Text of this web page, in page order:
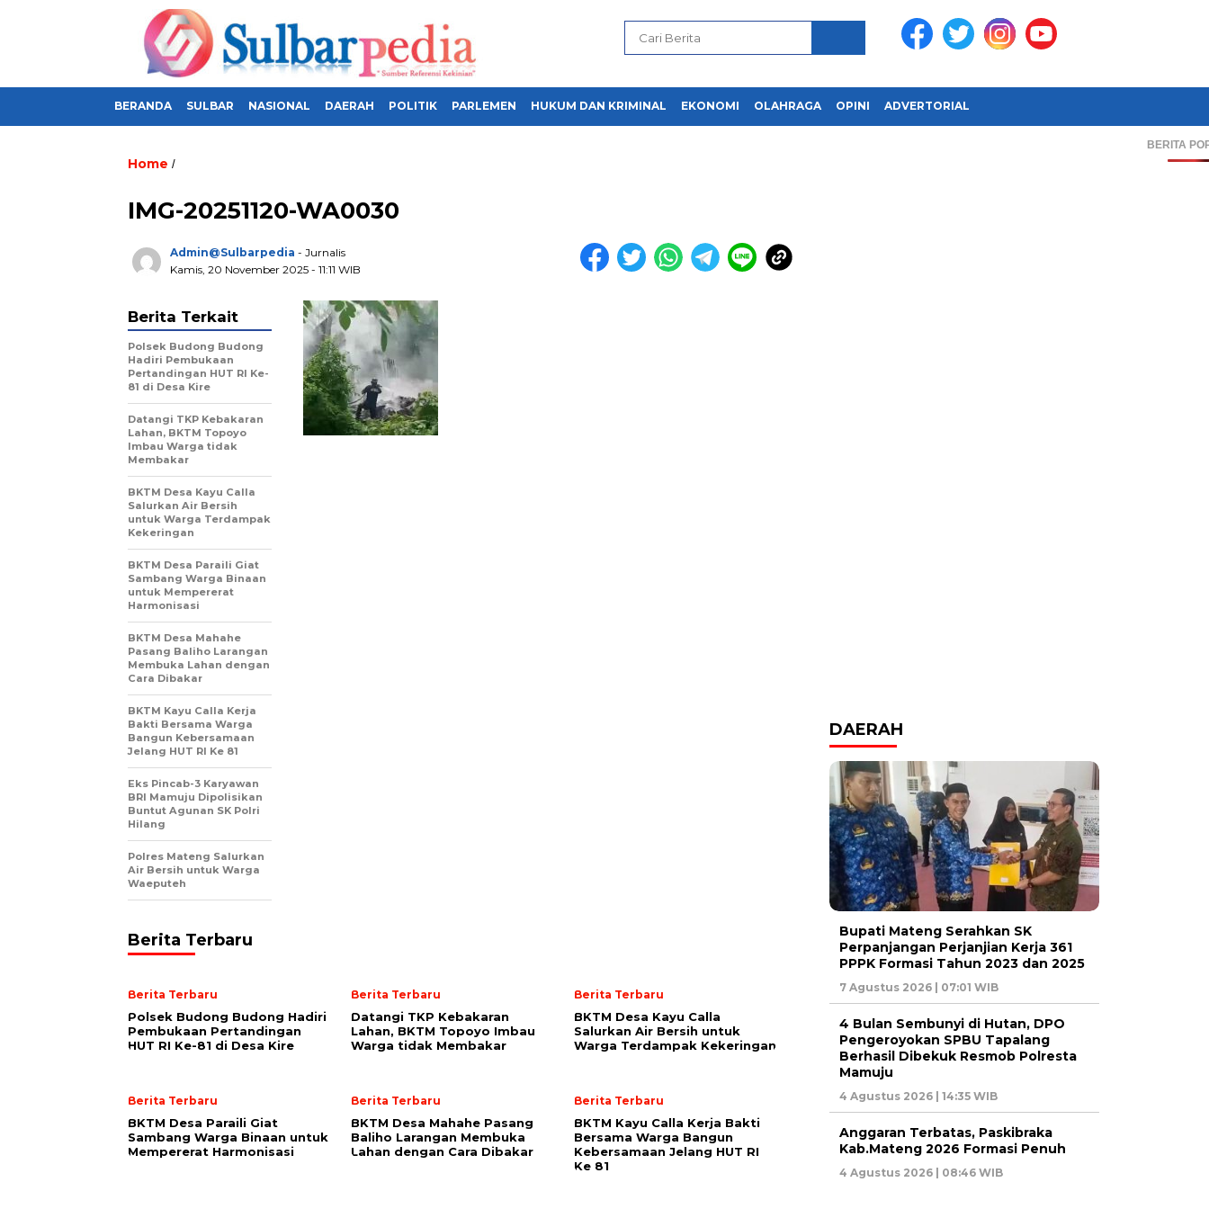
BERANDA SULBAR NASIONAL DAERAH POLITIK PARLEMEN HUKUM DAN KRIMINAL EKONOMI OLAHRAGA OPINI ADVERTORIAL
BERITA
Home /
IMG-20251120-WA0030
Admin@sulbarpedia - Jurnalis
Kamis, 20 November 2025 - 11:11 WIB
Berita Terkait
Polsek Budong Budong
Hadiri Pembukaan
Pertandingan HUT RI Ke-
81 di Desa Kire
Datangi TKP Kebakaran
Lahan, BKTM Topoyo
Imbau Warga tidak
Membakar
BKTM Desa Kayu Calla
Salurkan Air Bersih
untuk Warga Terdampak
Kekeringan
BKTM Desa Paraili Giat
Sambang Warga Binaan
untuk Mempererat
Harmonisasi
BKTM Desa Mahahe
Pasang Baliho Larangan
Membuka Lahan dengan
Cara Dibakar
BKTM Kayu Calla Kerja
Bakti Bersama Warga
Bangun Kebersamaan
Jelang HUT RI Ke 81
Eks Pincab-3 Karyawan
BRI Mamuju Dipolisikan
Buntut Agunan SK Polri
Hilang
Polres Mateng Salurkan
Air Bersih untuk Warga
Waeputeh
Berita Terbaru
Berita Terbaru
Polsek Budong Budong Hadiri
Pembukaan Pertandingan
HUT RI Ke-81 di Desa Kire
Berita Terbaru
Datangi TKP Kebakaran
Lahan, BKTM Topoyo Imbau
Warga tidak Membakar
Berita Terbaru
BKTM Desa Kayu Calla
Salurkan Air Bersih untuk
Warga Terdampak Kekeringan
Berita Terbaru
BKTM Desa Paraili Giat
Sambang Warga Binaan untuk
Mempererat Harmonisasi
Berita Terbaru
BKTM Desa Mahahe Pasang
Baliho Larangan Membuka
Lahan dengan Cara Dibakar
Berita Terbaru
BKTM Kayu Calla Kerja Bakti
Bersama Warga Bangun
Kebersamaan Jelang HUT RI
Ke 81
DAERAH
Bupati Mateng Serahkan SK
Perpanjangan Perjanjian Kerja 361
PPPK Formasi Tahun 2023 dan 2025
7 Agustus 2026 | 07:01 WIB
4 Bulan Sembunyi di Hutan, DPO
Pengeroyokan SPBU Tapalang
Berhasil Dibekuk Resmob Polresta
Mamuju
4 Agustus 2026 | 14:35 WIB
Anggaran Terbatas, Paskibraka
Kab.Mateng 2026 Formasi Penuh
4 Agustus 2026 | 08:46 WIB